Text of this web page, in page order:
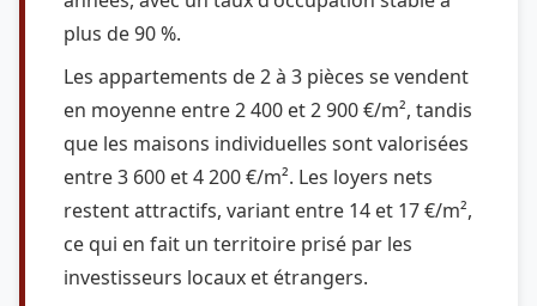
plus de 90 %.
Les appartements de 2 à 3 pièces se vendent
en moyenne entre 2 400 et 2 900 €/m², tandis
que les maisons individuelles sont valorisées
entre 3 600 et 4 200 €/m². Les loyers nets
restent attractifs, variant entre 14 et 17 €/m²,
ce qui en fait un territoire prisé par les
investisseurs locaux et étrangers.